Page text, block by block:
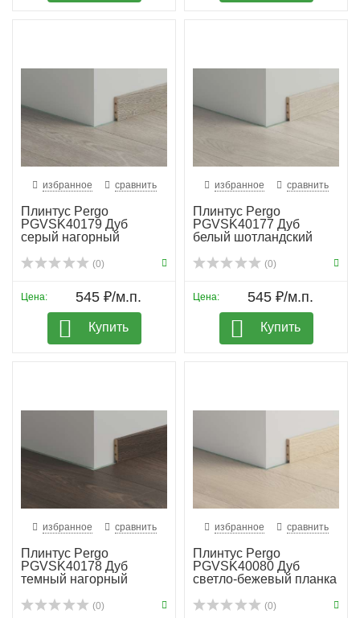
избранное сравнить
Плинтус Pergo
PGVSK40179 Дуб
серый нагорный
(0)
Цена: 545 ₽/м.п.
Купить
избранное сравнить
Плинтус Pergo
PGVSK40177 Дуб
белый шотландский
(0)
Цена: 545 ₽/м.п.
Купить
избранное сравнить
Плинтус Pergo
PGVSK40178 Дуб
темный нагорный
(0)
избранное сравнить
Плинтус Pergo
PGVSK40080 Дуб
светло-бежевый планка
(0)